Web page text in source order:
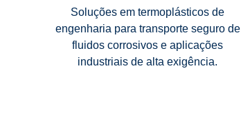
Soluções em termoplásticos de
engenharia para transporte seguro de
fluidos corrosivos e aplicações
industriais de alta exigência.